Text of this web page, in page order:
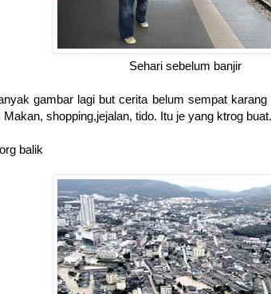
Sehari sebelum banjir
gambar lagi but cerita belum sempat
shopping,jejalan, tido. Itu je yang ktrog buat.
balik